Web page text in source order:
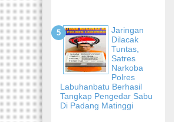
Jaringan
Dilacak
Tuntas,
Satres
Narkoba
Polres
Labuhanbatu Berhasil
Tangkap Pengedar Sabu
Di Padang Matinggi